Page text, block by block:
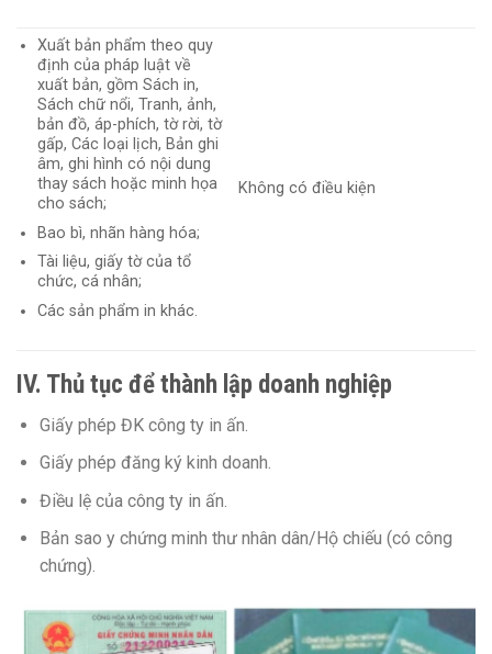
Xuất bản phẩm theo quy
định của pháp luật về
xuất bản, gồm Sách in,
Sách chữ nổi, Tranh, ảnh,
bản đồ, áp-phích, tờ rời, tờ
gấp, Các loại lịch, Bản ghi
âm, ghi hình có nội dung
thay sách hoặc minh họa
cho sách;
Bao bì, nhãn hàng hóa;
Tài liệu, giấy tờ của tổ
chức, cá nhân;
Các sản phẩm in khác.
Không có điều kiện
IV. Thủ tục để thành lập doanh nghiệp
Giấy phép ĐK công ty in ấn.
Giấy phép đăng ký kinh doanh.
Điều lệ của công ty in ấn.
Bản sao y chứng minh thư nhân dân/Hộ chiếu (có công
chứng).